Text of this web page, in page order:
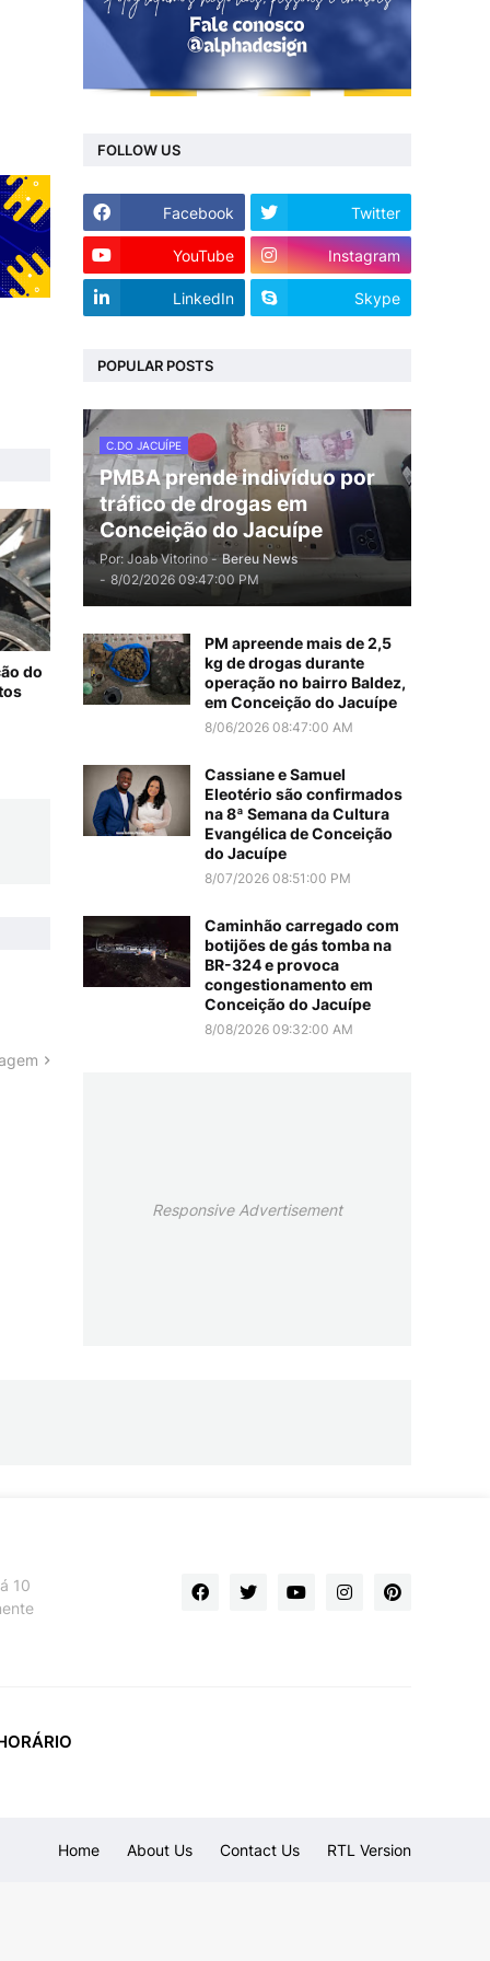
do
FOLLOW US
Facebook Twitter
YouTube Instagram
LinkedIn Skype
POPULAR POSTS
C.DO JACUÍPE
PMBA prende indivíduo por
tráfico de drogas em
Conceição do Jacuípe
Por: Joab Vitorino - Bereu News
- 8/02/2026 09:47:00 PM
PM apreende mais de 2,5
kg de drogas durante
operação no bairro Baldez,
em Conceição do Jacuípe
8/06/2026 08:47:00 AM
Cassiane e Samuel
Eleotério são confirmados
na 8ª Semana da Cultura
Evangélica de Conceição
do Jacuípe
8/07/2026 08:51:00 PM
Caminhão carregado com
botijões de gás tomba na
BR-324 e provoca
congestionamento em
Conceição do Jacuípe
8/08/2026 09:32:00 AM
Responsive Advertisement
10
Home About Us Contact Us RTL Version